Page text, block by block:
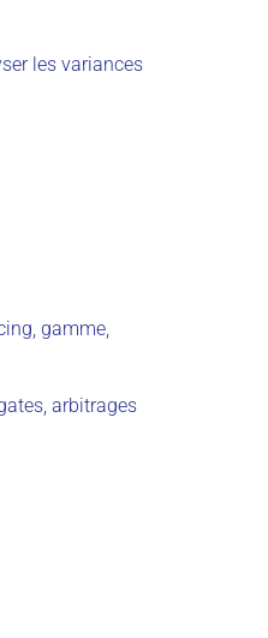
les variances
gamme,
arbitrages